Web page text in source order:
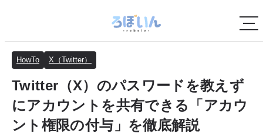
HowTo X（Twitter）
Twitter（X）のパスワードを教えず
にアカウントを共有できる「アカウ
ント権限の付与」を徹底解説